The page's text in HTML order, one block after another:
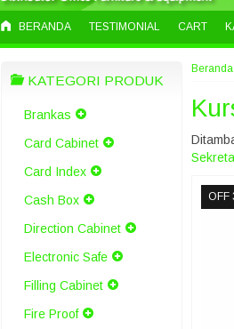
BERANDA TESTIMONIAL CART
KATEGORI PRODUK
Brankas
Card Cabinet
Card Index
Cash Box
Direction Cabinet
Electronic Safe
Filling Cabinet
Fire Proof
Beranda
OFF